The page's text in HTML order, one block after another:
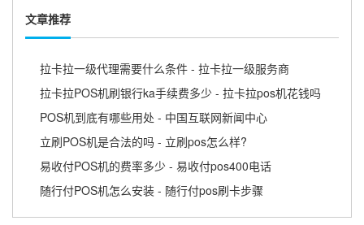
文章推荐
拉卡拉一级代理需要什么条件 - 拉卡拉一级服务商
拉卡拉POS机刷银行ka手续费多少 - 拉卡拉pos机花钱吗
POS机到底有哪些用处 - 中国互联网新闻中心
立刷POS机是合法的吗 - 立刷pos怎么样?
易收付POS机的费率多少 - 易收付pos400电话
随行付POS机怎么安装 - 随行付pos刷卡步骤